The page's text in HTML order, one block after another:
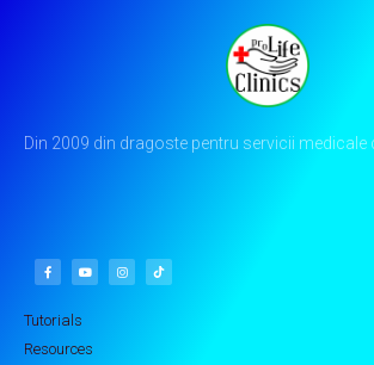
Din 2009 din dragoste pentru servicii medicale
Tutorials
Resources